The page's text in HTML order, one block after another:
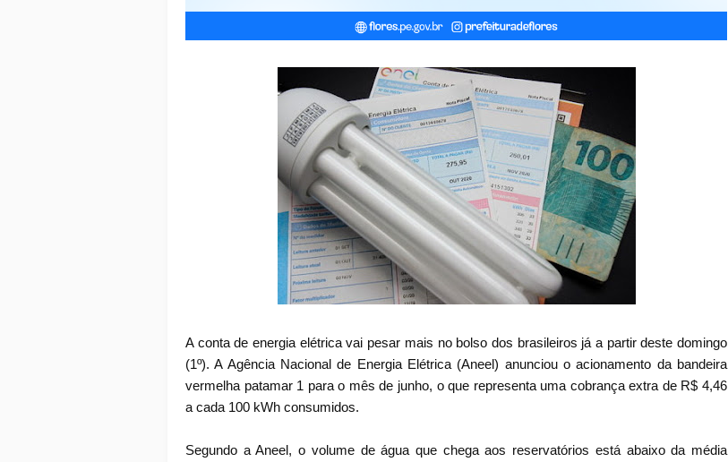
A conta de energia elétrica vai pesar mais no bolso dos brasileiros já a partir deste domingo
(1º). A Agência Nacional de Energia Elétrica (Aneel) anunciou o acionamento da bandeira
vermelha patamar 1 para o mês de junho, o que representa uma cobrança extra de R$ 4,46
a cada 100 kWh consumidos.
Segundo a Aneel, o volume de água que chega aos reservatórios está abaixo da média